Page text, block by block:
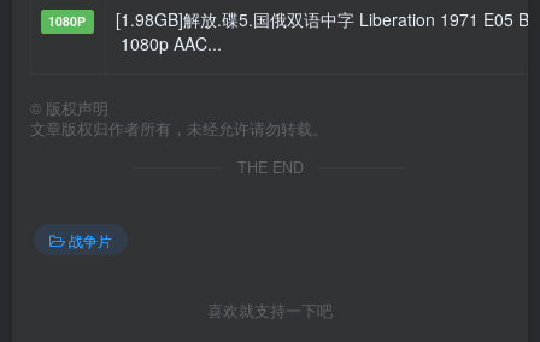
1080P
[1.98GB]解放.碟5.国俄双语中字 Liberation 1971 E05
1080p AAC...
© 版权声明
文章版权归作者所有，未经允许请勿转载。
THE END
战争片
喜欢就支持一下吧